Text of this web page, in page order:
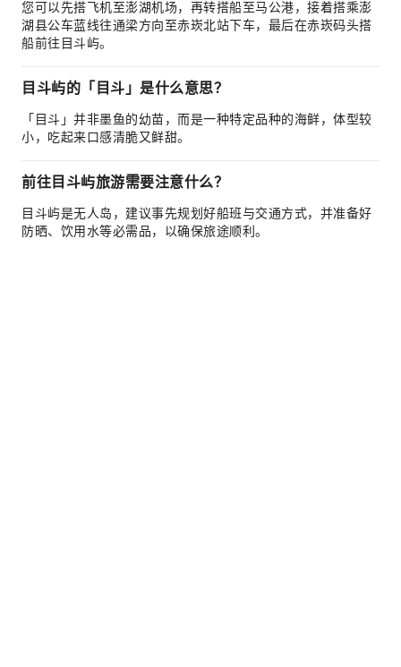
您可以先搭飞机至澎湖机场，再转搭船至马公港，接着搭乘澎
湖县公车蓝线往通梁方向至赤崁北站下车，最后在赤崁码头搭
船前往目斗屿。
目斗屿的「目斗」是什么意思？
「目斗」并非墨鱼的幼苗，而是一种特定品种的海鲜，体型较
小，吃起来口感清脆又鲜甜。
前往目斗屿旅游需要注意什么？
目斗屿是无人岛，建议事先规划好船班与交通方式，并准备好
防晒、饮用水等必需品，以确保旅途顺利。